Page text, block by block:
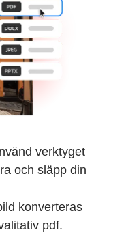
verktyget
och släpp din
konverteras
pdf.